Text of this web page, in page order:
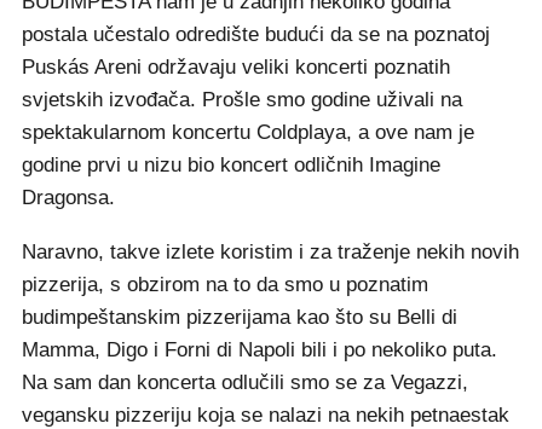
postala učestalo odredište budući da se na poznatoj
Puskás Areni održavaju veliki koncerti poznatih
svjetskih izvođača. Prošle smo godine uživali na
spektakularnom koncertu Coldplaya, a ove nam je
godine prvi u nizu bio koncert odličnih Imagine
Dragonsa.
Naravno, takve izlete koristim i za traženje nekih novih
pizzerija, s obzirom na to da smo u poznatim
budimpeštanskim pizzerijama kao što su Belli di
Mamma, Digo i Forni di Napoli bili i po nekoliko puta.
Na sam dan koncerta odlučili smo se za Vegazzi,
vegansku pizzeriju koja se nalazi na nekih petnaestak